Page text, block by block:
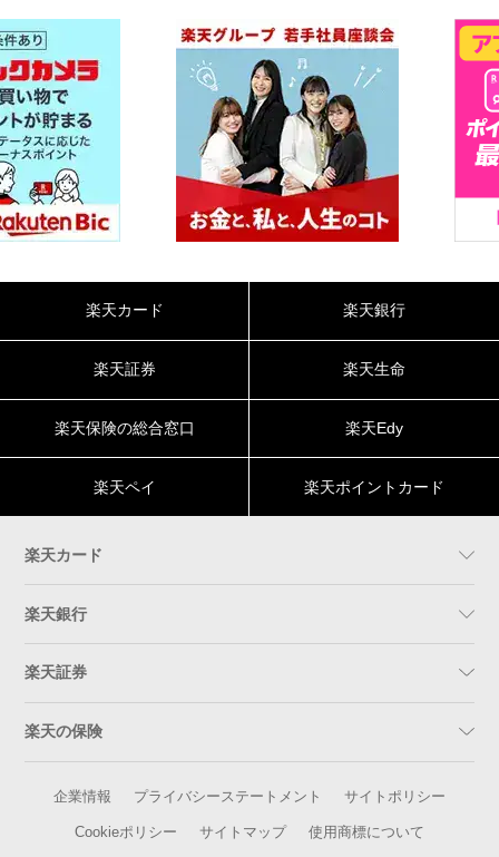
楽天カード 楽天銀行
楽天証券 楽天生命
楽天保険の総合窓口 楽天Edy
楽天ペイ 楽天ポイントカード
楽天カード
楽天銀行
楽天証券
楽天の保険
企業情報 プライバシーステートメント サイトポリシー
Cookieポリシー サイトマップ 使用商標について